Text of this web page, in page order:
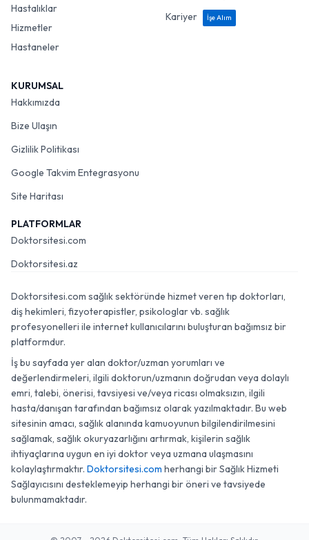
Hastalıklar
Hizmetler
Hastaneler
Kariyer
İşe Alım
KURUMSAL
Hakkımızda
Bize Ulaşın
Gizlilik Politikası
Google Takvim Entegrasyonu
Site Haritası
PLATFORMLAR
Doktorsitesi.com
Doktorsitesi.az
Doktorsitesi.com sağlık sektöründe hizmet veren tıp doktorları,
diş hekimleri, fizyoterapistler, psikologlar vb. sağlık
profesyonelleri ile internet kullanıcılarını buluşturan bağımsız bir
platformdur.
İş bu sayfada yer alan doktor/uzman yorumları ve
değerlendirmeleri, ilgili doktorun/uzmanın doğrudan veya dolaylı
emri, talebi, önerisi, tavsiyesi ve/veya ricası olmaksızın, ilgili
hasta/danışan tarafından bağımsız olarak yazılmaktadır. Bu web
sitesinin amacı, sağlık alanında kamuoyunun bilgilendirilmesini
sağlamak, sağlık okuryazarlığını artırmak, kişilerin sağlık
ihtiyaçlarına uygun en iyi doktor veya uzmana ulaşmasını
kolaylaştırmaktır. Doktorsitesi.com herhangi bir Sağlık Hizmeti
Sağlayıcısını desteklemeyip herhangi bir öneri ve tavsiyede
bulunmamaktadır.